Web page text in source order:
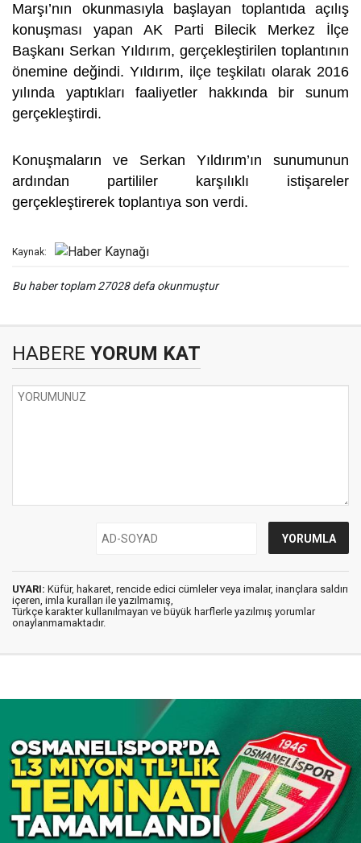
Marşı’nın okunmasıyla başlayan toplantıda açılış
konuşması yapan AK Parti Bilecik Merkez İlçe
Başkanı Serkan Yıldırım, gerçekleştirilen toplantının
önemine değindi. Yıldırım, ilçe teşkilatı olarak 2016
yılında yaptıkları faaliyetler hakkında bir sunum
gerçekleştirdi.
Konuşmaların ve Serkan Yıldırım’ın sunumunun
ardından partililer karşılıklı istişareler
gerçekleştirerek toplantıya son verdi.
Kaynak:
Bu haber toplam 27028 defa okunmuştur
HABERE YORUM KAT
UYARI: Küfür, hakaret, rencide edici cümleler veya imalar, inançlara saldırı
içeren, imla kuralları ile yazılmamış,
Türkçe karakter kullanılmayan ve büyük harflerle yazılmış yorumlar
onaylanmamaktadır.